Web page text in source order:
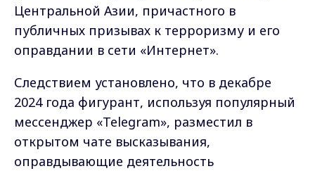
Центральной Азии, причастного в
публичных призывах к терроризму и его
оправдании в сети «Интернет».
Следствием установлено, что в декабре
2024 года фигурант, используя популярный
мессенджер «Telegram», разместил в
открытом чате высказывания,
оправдывающие деятельность